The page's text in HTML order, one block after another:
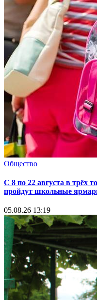
Общество
С 8 по 22 августа в трёх
пройдут школьные
05.08.26 13:19